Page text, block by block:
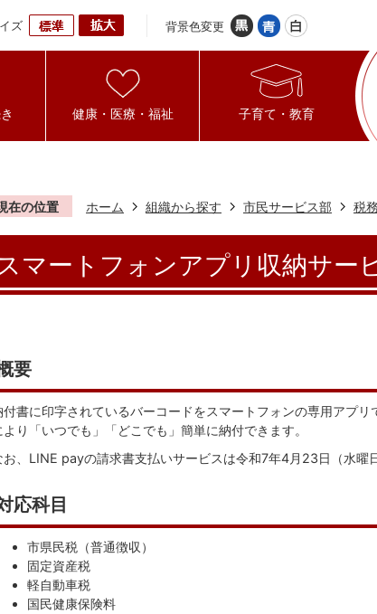
ズ 背景色変更
健康・医療・福祉 子育て・教育
在の位置 ホーム 組織から探す 市民サービス部 税
マートフォンアプリ収納サー
要
付書に印字されているバーコードをスマートフォンの専用アプ
より「いつでも」「どこでも」簡単に納付できます。
お、LINE payの請求書支払いサービスは令和7年4月23日（水曜
応科目
市県民税（普通徴収）
固定資産税
軽自動車税
国民健康保険料